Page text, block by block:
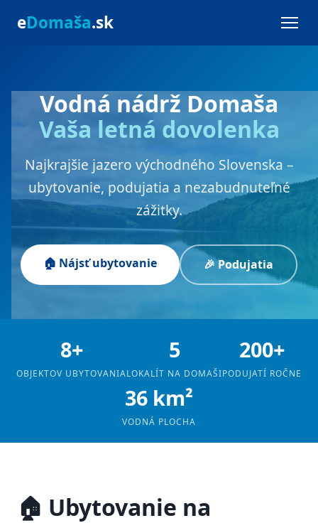
eDomaša.sk
Vodná nádrž Domaša
Vaša letná dovolenka
Najkrajšie jazero východného Slovenska –
ubytovanie, podujatia a nezabudnuteľné
zážitky.
🏠 Nájsť ubytovanie 🎉 Podujatia
8+
OBJEKTOV UBYTOVANIA
5
LOKALÍT NA DOMAŠI
200+
PODUJATÍ ROČNE
36 km²
VODNÁ PLOCHA
🏠 Ubytovanie na